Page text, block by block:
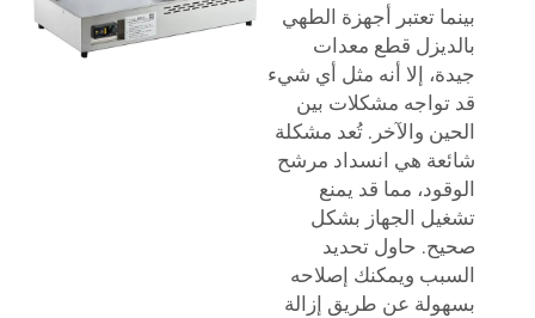
بينما تعتبر أجهزة الطهي
بالديزل قطع معدات
جيدة، إلا أنه مثل أي شيء
قد تواجه مشكلات بين
الحين والآخر. تُعد مشكلة
شائعة هي انسداد مرشح
الوقود، مما قد يمنع
تشغيل الجهاز بشكل
صحيح. حاول تحديد
السبب ويمكنك إصلاحه
بسهولة عن طريق إزالة